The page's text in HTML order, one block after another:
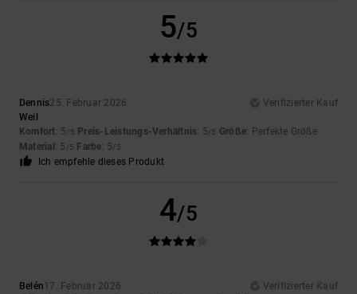
5/5
Dennis25. Februar 2026
Verifizierter Kauf
Weil
Komfort: 5/5 Preis-Leistungs-Verhältnis: 5/5 Größe: Perfekte Größe
Material : 5 /5 Farbe: 5/5
Ich empfehle dieses Produkt
4/5
Belén17. Februar 2026
Verifizierter Kauf